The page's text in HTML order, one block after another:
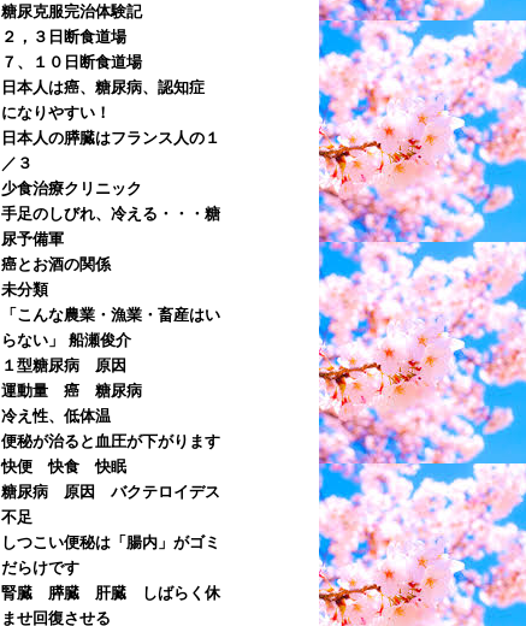
糖尿克服完治体験記
２，３日断食道場
７、１０日断食道場
日本人は癌、糖尿病、認知症
になりやすい！
日本人の膵臓はフランス人の１
／３
少食治療クリニック
手足のしびれ、冷える・・・糖
尿予備軍
癌とお酒の関係
未分類
「こんな農業・漁業・畜産はい
らない」 船瀬俊介
１型糖尿病 原因
運動量 癌 糖尿病
冷え性、低体温
便秘が治ると血圧が下がります
快便 快食 快眠
糖尿病 原因 バクテロイデス
不足
しつこい便秘は「腸内」がゴミ
だらけです
腎臓 膵臓 肝臓 しばらく休
ませ回復させる